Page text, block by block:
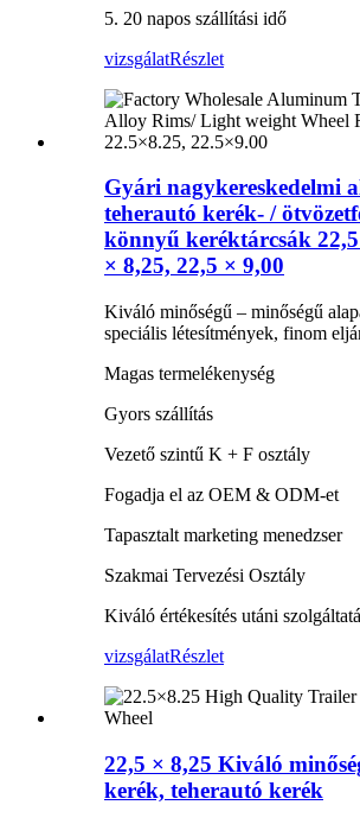
5. 20 napos szállítási idő
vizsgálatRészlet
Gyári nagykereskedelmi
teherautó kerék- /
könnyű keréktárcsák
× 8,25, 22,5 × 9,00
Kiváló minőségű – minőségű
speciális létesítmények, finom
Magas termelékenység
Gyors szállítás
Vezető szintű K + F osztály
Fogadja el az OEM & ODM-et
Tapasztalt marketing menedzser
Szakmai Tervezési Osztály
Kiváló értékesítés utáni
vizsgálatRészlet
22,5 × 8,25 Kiváló
kerék, teherautó kerék